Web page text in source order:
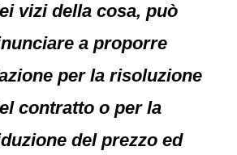
vizi della cosa, può
a proporre
per la risoluzione
contratto o per la
del prezzo ed